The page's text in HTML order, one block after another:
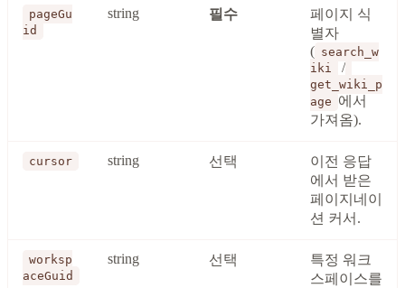
pageGu
id
string 필수
페이지 식
별자
( search_w
iki
/
get_wiki_p
age 에서
가져옴).
cursor string 선택
이전 응답
에서 받은
페이지네이
션 커서.
worksp
aceGuid
string 선택
특정 워크
스페이스를